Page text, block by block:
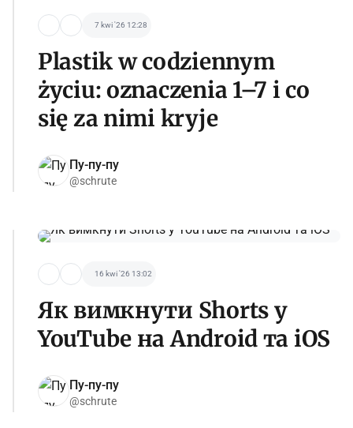
7 kwi '26 12:28
Plastik w codziennym
życiu: oznaczenia 1–7 i co
się za nimi kryje
Пу-пу-пу
@schrute
16 kwi '26 13:02
Як вимкнути Shorts у
YouTube на Android та iOS
Пу-пу-пу
@schrute